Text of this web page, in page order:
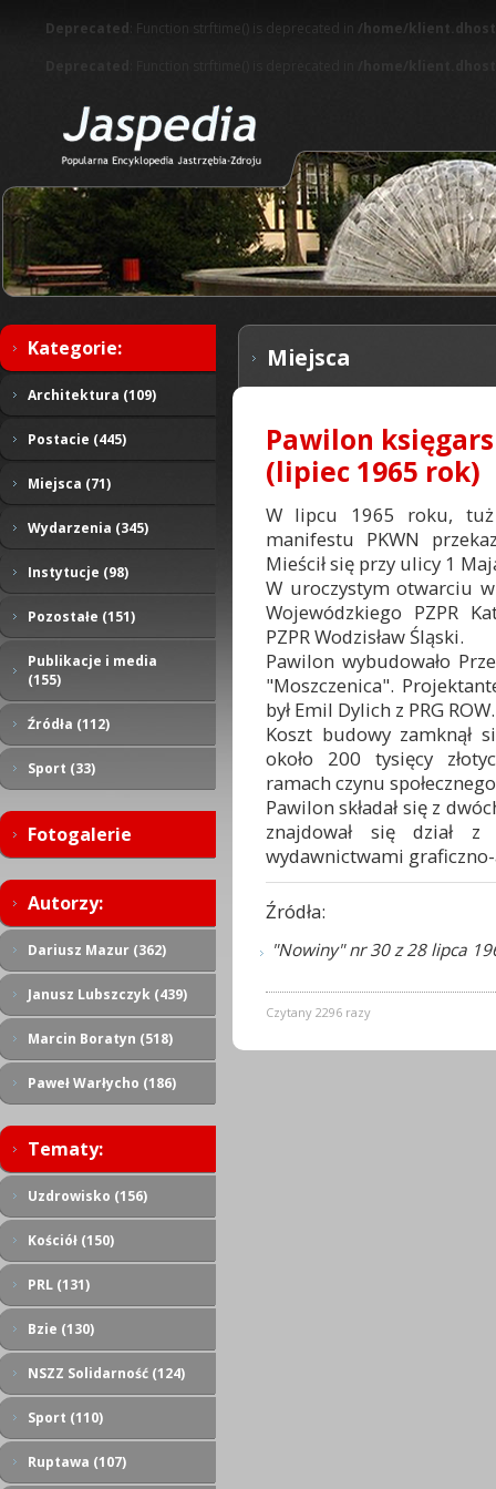
Deprecated : Function strftime() is deprecated in /home/
Kategorie:
Architektura (109)
Postacie (445)
Miejsca (71)
Wydarzenia (345)
Instytucje (98)
Pozostałe (151)
Publikacje i media
(155)
Źródła (112)
Sport (33)
Fotogalerie
Autorzy:
Dariusz Mazur (362)
Janusz Lubszczyk (439)
Marcin Boratyn (518)
Paweł Warłycho (186)
Tematy:
Uzdrowisko (156)
Kościół (150)
PRL (131)
Bzie (130)
NSZZ Solidarność (124)
Sport (110)
Ruptawa (107)
Miejsca
Pawilon
(lipiec 1965 rok)
W lipcu 1965 roku, tuż
manifestu PKWN
Mieścił się przy ulicy 1
W uroczystym otwarciu
Wojewódzkiego PZPR
PZPR Wodzisław Śląski.
Pawilon wybudowało
"Moszczenica".
był Emil Dylich z PRG ROW.
Koszt budowy zamknął
około 200 tysięcy
ramach czynu
Pawilon składał się z
znajdował się dział
wydawnictwami
Źródła:
"Nowiny" nr 30 z 28 lipca
Czytany 2296 razy